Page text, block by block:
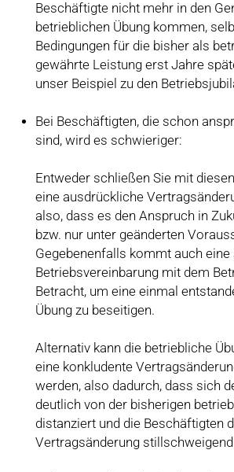
Beschäftigte nicht mehr in den
betrieblichen Übung kommen,
Bedingungen für die bisher als
gewährte Leistung erst Jahre
unser Beispiel zu den
Bei Beschäftigten, die schon
sind, wird es schwieriger:
Entweder schließen Sie mit
eine ausdrückliche
also, dass es den Anspruch in
bzw. nur unter geänderten
Gegebenenfalls kommt auch eine
Betriebsvereinbarung mit dem
Betracht, um eine einmal
Übung zu beseitigen.
Alternativ kann die betriebliche
eine konkludente
werden, also dadurch, dass sich
deutlich von der bisherigen
distanziert und die Beschäftigten
Vertragsänderung